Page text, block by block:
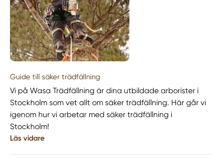
Guide till säker trädfällning
Vi på Wasa Trädfällning är dina utbildade arborister i
Stockholm som vet allt om säker trädfällning. Här går vi
igenom hur vi arbetar med säker trädfällning i
Stockholm!
Läs vidare